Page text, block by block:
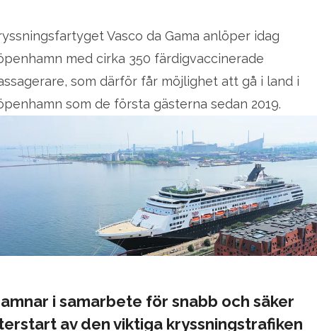
Vasco da Gama anlöper idag
med cirka 350 färdigvaccinerade
som därför får möjlighet att gå i land i
som de första gästerna sedan 2019.
i samarbete för snabb och säker
av den viktiga kryssningstrafiken